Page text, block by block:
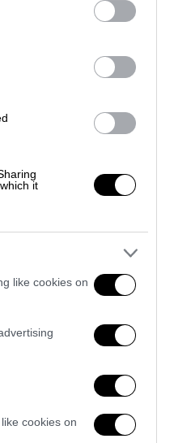
it
like cookies on
cookies on
το